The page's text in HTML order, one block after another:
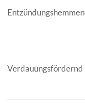
Verdauungsfördernd